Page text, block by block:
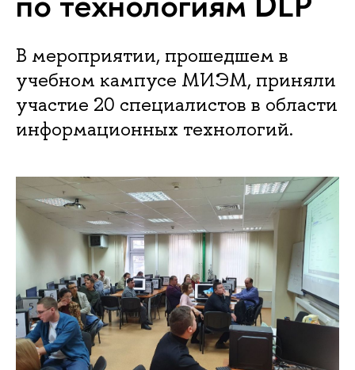
В мероприятии, прошедшем в
учебном кампусе МИЭМ, приняли
участие 20 специалистов в области
информационных технологий.